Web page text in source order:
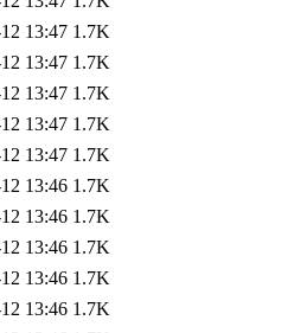
13:47 1.7K
13:47 1.7K
13:47 1.7K
13:47 1.7K
13:47 1.7K
13:46 1.7K
13:46 1.7K
13:46 1.7K
13:46 1.7K
13:46 1.7K